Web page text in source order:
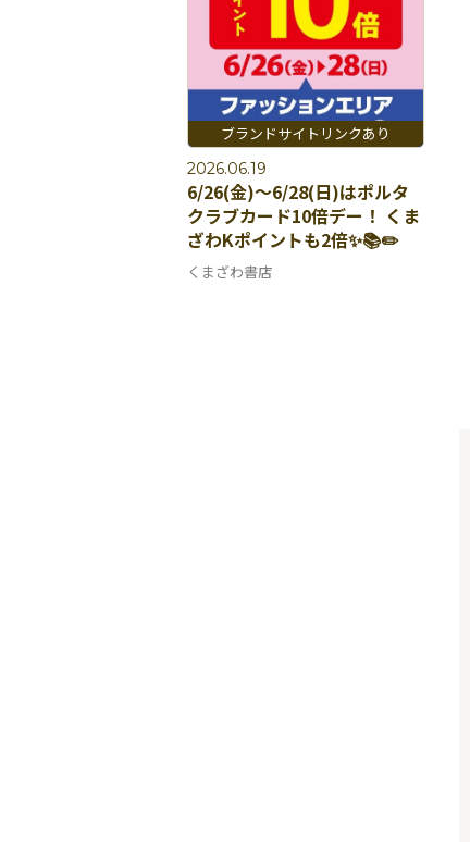
2026.06.19
6/26(金)〜6/28(日)はポルタ
クラブカード10倍デー！ くま
ざわKポイントも2倍✨📚✏️
くまざわ書店